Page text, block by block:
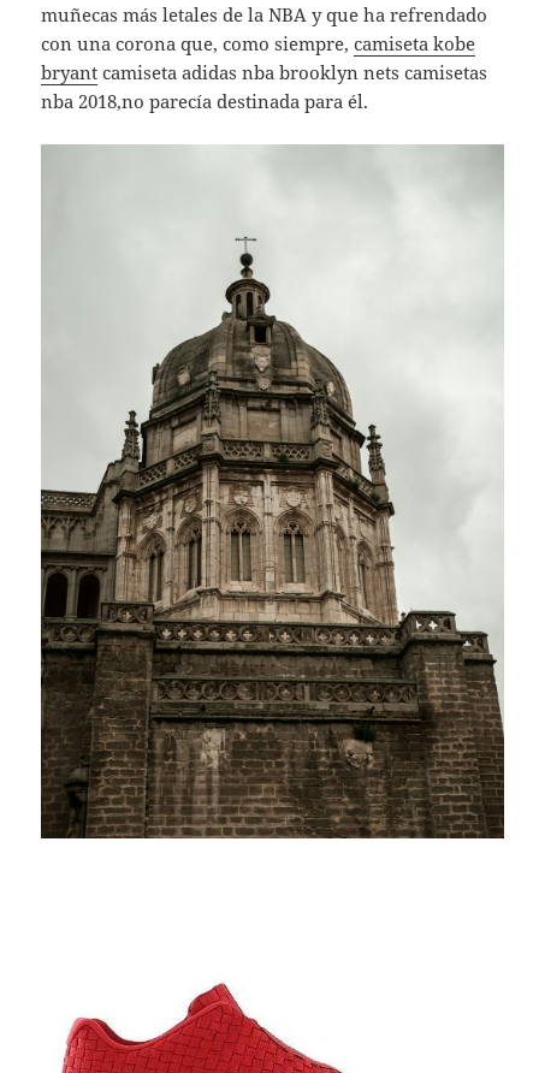
muñecas más letales de la NBA y que ha refrendado
con una corona que, como siempre,camiseta kobe
bryant camiseta adidas nba brooklyn nets camisetas
nba 2018,no parecía destinada para él.